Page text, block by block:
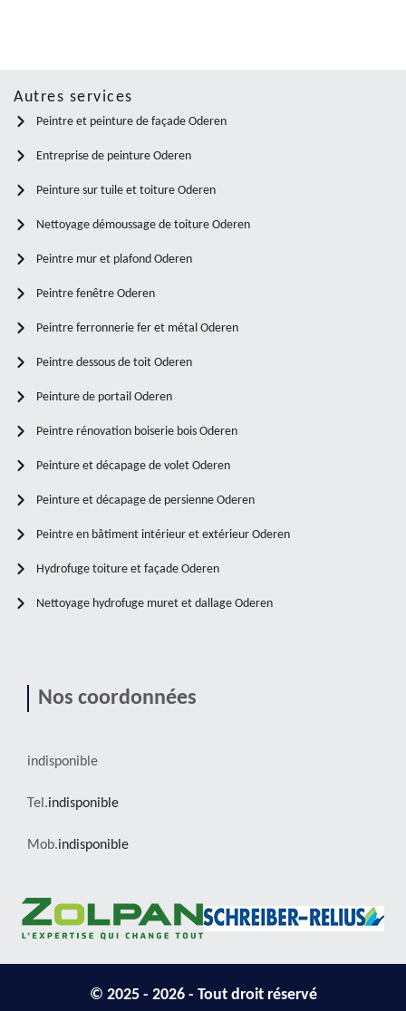
Autres services
Peintre et peinture de façade Oderen
Entreprise de peinture Oderen
Peinture sur tuile et toiture Oderen
Nettoyage démoussage de toiture Oderen
Peintre mur et plafond Oderen
Peintre fenêtre Oderen
Peintre ferronnerie fer et métal Oderen
Peintre dessous de toit Oderen
Peinture de portail Oderen
Peintre rénovation boiserie bois Oderen
Peinture et décapage de volet Oderen
Peinture et décapage de persienne Oderen
Peintre en bâtiment intérieur et extérieur Oderen
Hydrofuge toiture et façade Oderen
Nettoyage hydrofuge muret et dallage Oderen
Nos coordonnées
indisponible
Tel.indisponible
Mob.indisponible
© 2025 - 2026 - Tout droit réservé